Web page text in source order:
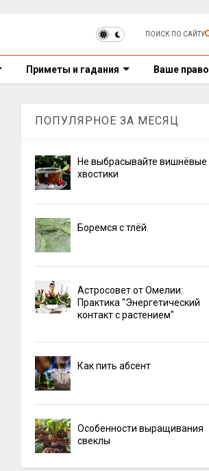
ПОИСК ПО САЙТУ
Приметы и гадания Ваше право
ПОПУЛЯРНОЕ ЗА МЕСЯЦ
Не выбрасывайте вишнёвые
хвостики
Боремся с тлёй.
Астросовет от Омелии:
Практика "Энергетический
контакт с растением"
Как пить абсент
Особенности выращивания
свеклы